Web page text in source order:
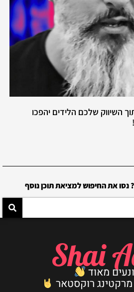
השיווק שלכם הלידים יהפכו
נסו את החיפוש למציאת תוכן נוסף
Shai
מאוד